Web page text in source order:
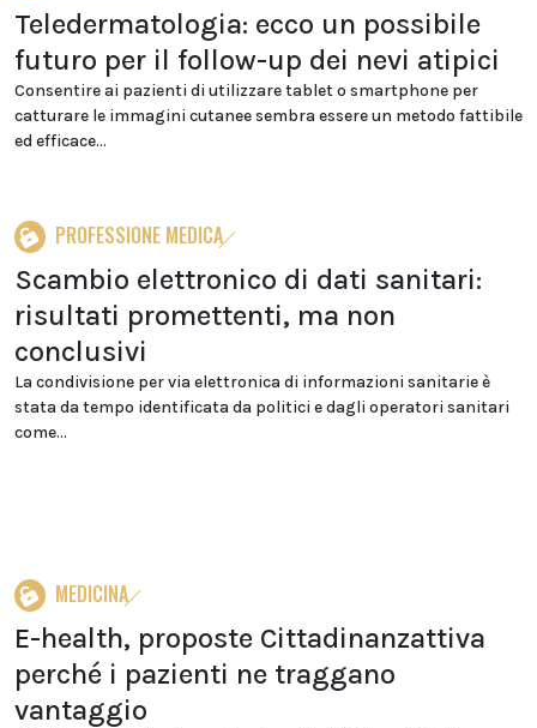
Teledermatologia: ecco un possibile
futuro per il follow-up dei nevi atipici
Consentire ai pazienti di utilizzare tablet o smartphone per
catturare le immagini cutanee sembra essere un metodo fattibile
ed efficace...
PROFESSIONE MEDICA
Scambio elettronico di dati sanitari:
risultati promettenti, ma non
conclusivi
La condivisione per via elettronica di informazioni sanitarie è
stata da tempo identificata da politici e dagli operatori sanitari
come...
MEDICINA
E-health, proposte Cittadinanzattiva
perché i pazienti ne traggano
vantaggio